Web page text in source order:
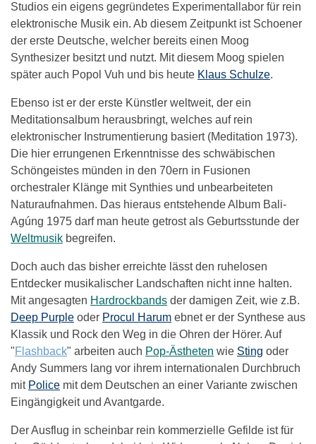
Studios ein eigens gegründetes Experimentallabor für rein
elektronische Musik ein. Ab diesem Zeitpunkt ist Schoener
der erste Deutsche, welcher bereits einen Moog
Synthesizer besitzt und nutzt. Mit diesem Moog spielen
später auch Popol Vuh und bis heute Klaus Schulze.
Ebenso ist er der erste Künstler weltweit, der ein
Meditationsalbum herausbringt, welches auf rein
elektronischer Instrumentierung basiert (Meditation 1973).
Die hier errungenen Erkenntnisse des schwäbischen
Schöngeistes münden in den 70ern in Fusionen
orchestraler Klänge mit Synthies und unbearbeiteten
Naturaufnahmen. Das hieraus entstehende Album Bali-
Agúng 1975 darf man heute getrost als Geburtsstunde der
Weltmusik begreifen.
Doch auch das bisher erreichte lässt den ruhelosen
Entdecker musikalischer Landschaften nicht inne halten.
Mit angesagten Hardrockbands der damigen Zeit, wie z.B.
Deep Purple oder Procul Harum ebnet er der Synthese aus
Klassik und Rock den Weg in die Ohren der Hörer. Auf
"Flashback" arbeiten auch Pop-Ästheten wie Sting oder
Andy Summers lang vor ihrem internationalen Durchbruch
mit Police mit dem Deutschen an einer Variante zwischen
Eingängigkeit und Avantgarde.
Der Ausflug in scheinbar rein kommerzielle Gefilde ist für